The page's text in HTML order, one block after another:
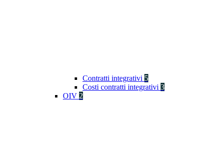
Contratti integrativi 5
Costi contratti integrativi 3
OIV 2